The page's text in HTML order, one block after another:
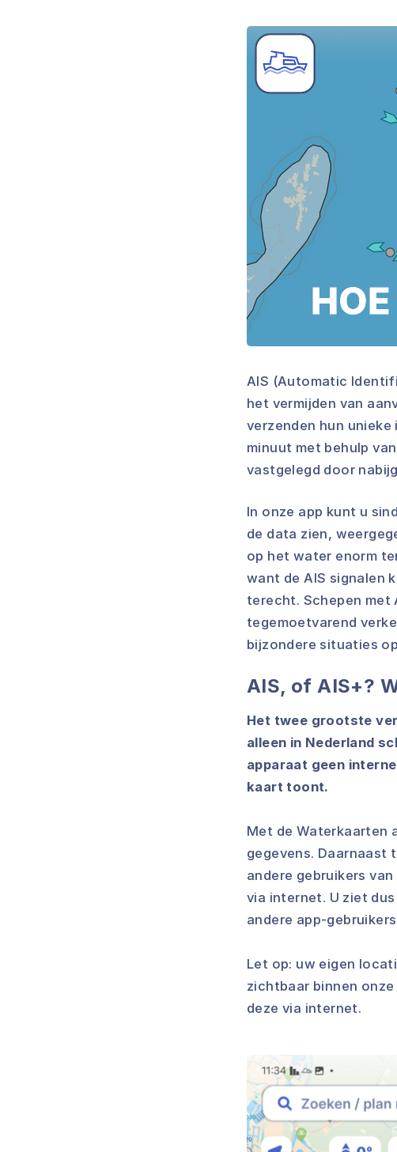
AIS (Automatic
het vermijden van
verzenden hun
minuut met behulp
vastgelegd door
In onze app kunt u
de data zien,
op het water enorm
want de AIS signalen
terecht. Schepen met
tegemoetvarend
bijzondere situaties
AIS, of AIS+?
Het twee grootste
alleen in Nederland
apparaat geen
kaart toont.
Met de Waterkaarten
gegevens. Daarnaast
andere gebruikers
via internet. U ziet
andere app-
Let op: uw eigen
zichtbaar binnen onze
deze via internet.